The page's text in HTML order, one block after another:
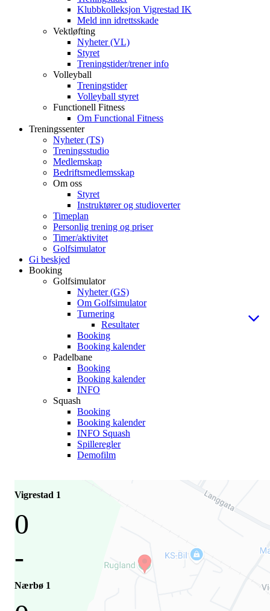
Klubbkolleksjon Vigrestad IK
Meld inn idrettsskade
Vektløfting
Nyheter (VL)
Styret
Treningstider/trener info
Volleyball
Treningstider
Volleyball styret
Functionell Fitness
Om Functional Fitness
Treningssenter
Nyheter (TS)
Treningsstudio
Medlemskap
Bedriftsmedlemsskap
Om oss
Styret
Instruktører og studioverter
Timeplan
Personlig trening og priser
Timer/aktivitet
Golfsimulator
Gi beskjed
Booking
Golfsimulator
Nyheter (GS)
Om Golfsimulator
Turnering
Resultater
Booking
Booking kalender
Padelbane
Booking
Booking kalender
INFO
Squash
Booking
Booking kalender
INFO Squash
Spilleregler
Demofilm
Vigrestad 1
0
-
Nærbø 1